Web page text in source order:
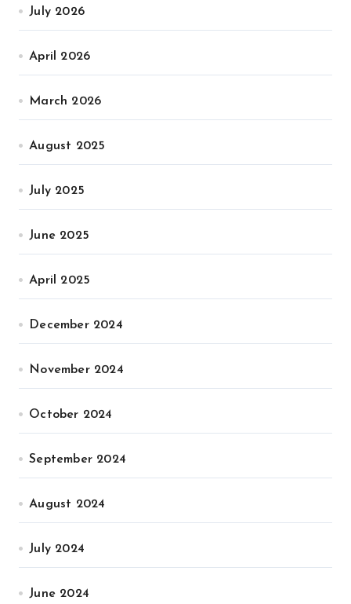
July 2026
April 2026
March 2026
August 2025
July 2025
June 2025
April 2025
December 2024
November 2024
October 2024
September 2024
August 2024
July 2024
June 2024